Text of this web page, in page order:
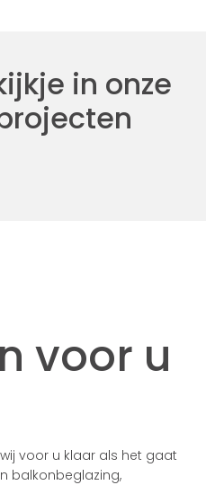
in onze
voor u
voor u klaar als het gaat
balkonbeglazing,